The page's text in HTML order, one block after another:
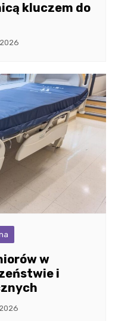
kluczem do
w
i